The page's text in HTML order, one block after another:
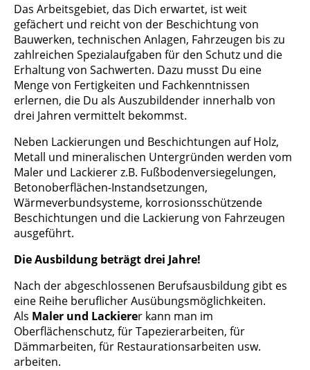
Das Arbeitsgebiet, das Dich erwartet, ist weit
gefächert und reicht von der Beschichtung von
Bauwerken, technischen Anlagen, Fahrzeugen bis zu
zahlreichen Spezialaufgaben für den Schutz und die
Erhaltung von Sachwerten. Dazu musst Du eine
Menge von Fertigkeiten und Fachkenntnissen
erlernen, die Du als Auszubildender innerhalb von
drei Jahren vermittelt bekommst.
Neben Lackierungen und Beschichtungen auf Holz,
Metall und mineralischen Untergründen werden vom
Maler und Lackierer z.B. Fußbodenversiegelungen,
Betonoberflächen-Instandsetzungen,
Wärmeverbundsysteme, korrosionsschützende
Beschichtungen und die Lackierung von Fahrzeugen
ausgeführt.
Die Ausbildung beträgt drei Jahre!
Nach der abgeschlossenen Berufsausbildung gibt es
eine Reihe beruflicher Ausübungsmöglichkeiten.
Als Maler und Lackierer kann man im
Oberflächenschutz, für Tapezierarbeiten, für
Dämmarbeiten, für Restaurationsarbeiten usw.
arbeiten.